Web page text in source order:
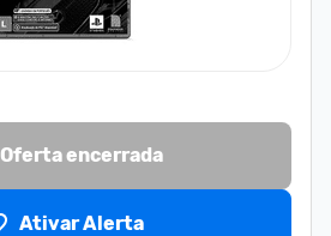
Oferta encerrada
Ativar Alerta